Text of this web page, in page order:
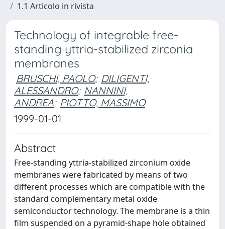
1.1 Articolo in rivista
Technology of integrable free-
standing yttria-stabilized zirconia
membranes
BRUSCHI, PAOLO; DILIGENTI,
ALESSANDRO; NANNINI,
ANDREA; PIOTTO, MASSIMO
1999-01-01
Abstract
Free-standing yttria-stabilized zirconium oxide
membranes were fabricated by means of two
different processes which are compatible with the
standard complementary metal oxide
semiconductor technology. The membrane is a thin
film suspended on a pyramid-shape hole obtained